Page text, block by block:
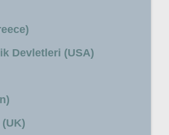
Devletleri (USA)